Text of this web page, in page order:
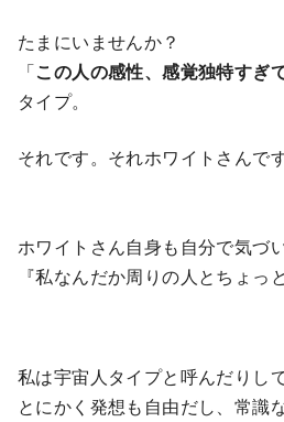
たまにいませんか？
「この人の感性、感覚独特すぎ
タイプ。
それです。それホワイトさんで
ホワイトさん自身も自分で気づ
『私なんだか周りの人とちょっ
私は宇宙人タイプと呼んだりし
とにかく発想も自由だし、常識